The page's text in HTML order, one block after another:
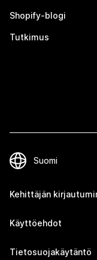
Shopify-blogi
Tutkimus
Kehittäjän
Käyttöehdot
Tietosuojakäytäntö